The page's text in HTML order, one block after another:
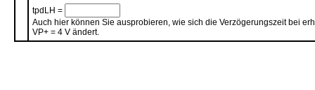
tpdLH =
Auch hier können Sie ausprobieren, wie sich die Verzögerungszeit bei
VP+ = 4 V ändert.